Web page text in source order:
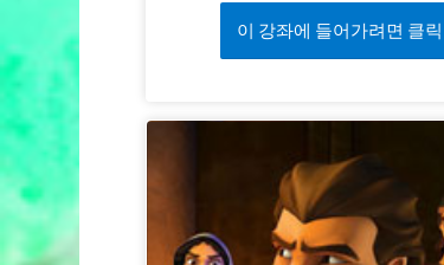
이 강좌에 들어가려면 클릭